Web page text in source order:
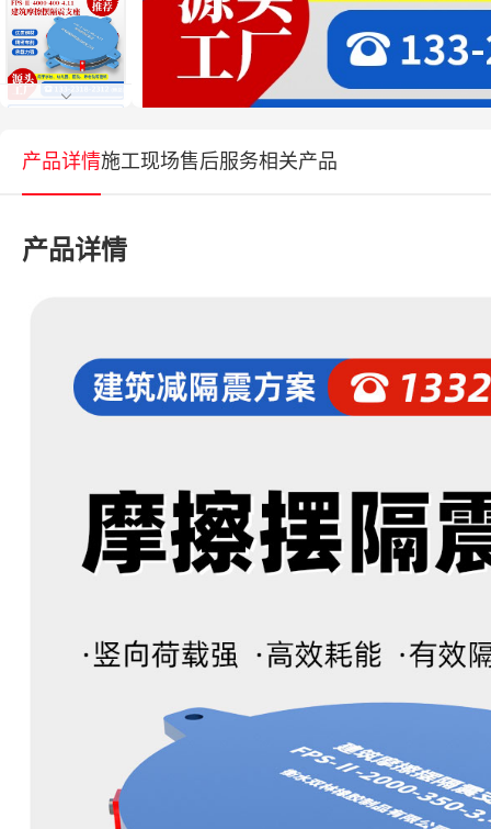
产品详情施工现场售后服务相关产品
产品详情